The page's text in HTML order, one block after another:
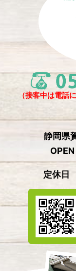
（接客中は電話
静岡県
定休日